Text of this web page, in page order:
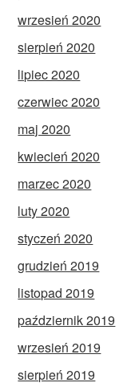
wrzesień 2020
sierpień 2020
lipiec 2020
czerwiec 2020
maj 2020
kwiecień 2020
marzec 2020
luty 2020
styczeń 2020
grudzień 2019
listopad 2019
październik 2019
wrzesień 2019
sierpień 2019